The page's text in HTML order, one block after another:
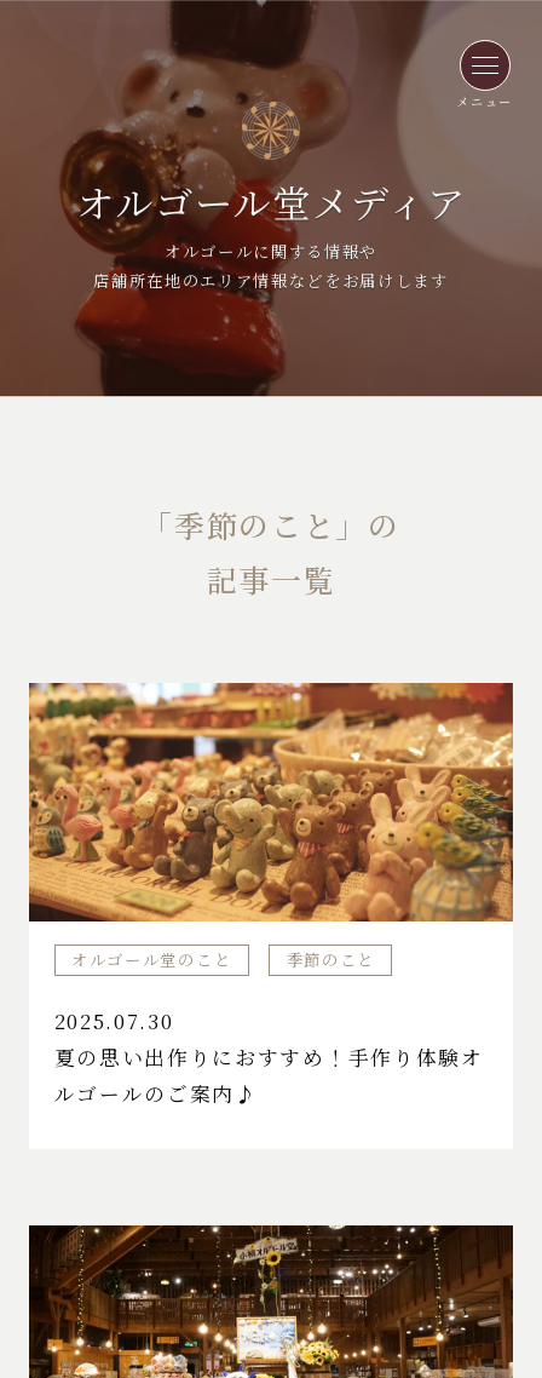
メニュー
オルゴール堂メディア
オルゴールに関する情報や
店舗所在地のエリア情報などをお届けします
「季節のこと」の
記事一覧
オルゴール堂のこと 季節のこと
2025.07.30
夏の思い出作りにおすすめ！手作り体験オ
ルゴールのご案内♪